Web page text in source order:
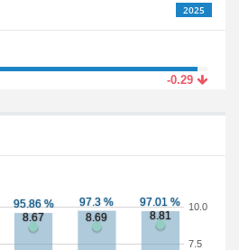
2025
-0.29
7.5
10.0